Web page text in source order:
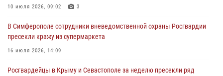
10 июля 2026, 09:02 3
В Симферополе сотрудники вневедомственной охраны Росгвардии
пресекли кражу из супермаркета
16 июля 2026, 14:09
Росгвардейцы в Крыму и Севастополе за неделю пресекли ряд